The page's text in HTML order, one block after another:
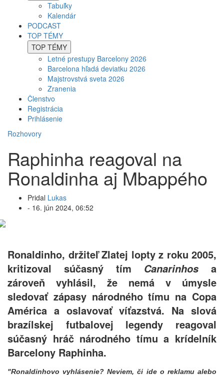
Tabuľky
Kalendár
PODCAST
TOP TÉMY
TOP TÉMY
Letné prestupy Barcelony 2026
Barcelona hľadá deviatku 2026
Majstrovstvá sveta 2026
Zranenia
Členstvo
Registrácia
Prihlásenie
Rozhovory
Raphinha reagoval na
Ronaldinha aj Mbappého
Pridal Lukas
- 16. jún 2024, 06:52
Ronaldinho, držiteľ Zlatej lopty z roku 2005,
kritizoval súčasný tím Canarinhos a
zároveň vyhlásil, že nemá v úmysle
sledovať zápasy národného tímu na Copa
América a oslavovať víťazstvá. Na slová
brazílskej futbalovej legendy reagoval
súčasný hráč národného tímu a krídelník
Barcelony Raphinha.
"Ronaldinhovo vyhlásenie? Neviem, či ide o reklamu alebo